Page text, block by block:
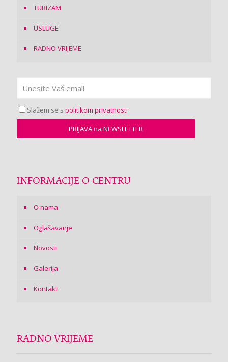
TURIZAM
USLUGE
RADNO VRIJEME
Slažem se s politikom privatnosti
INFORMACIJE O CENTRU
O nama
Oglašavanje
Novosti
Galerija
Kontakt
RADNO VRIJEME